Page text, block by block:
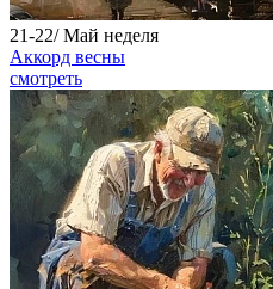
21-22/ Май неделя
Аккорд весны
смотреть